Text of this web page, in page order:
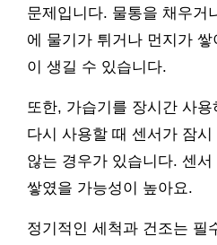
문제입니다. 물통을 채우거
에 물기가 튀거나 먼지가
이 생길 수 있습니다.
또한, 가습기를 장시간 사
다시 사용할 때 센서가 잠
않는 경우가 있습니다. 센
쌓였을 가능성이 높아요.
정기적인 세척과 건조는 필